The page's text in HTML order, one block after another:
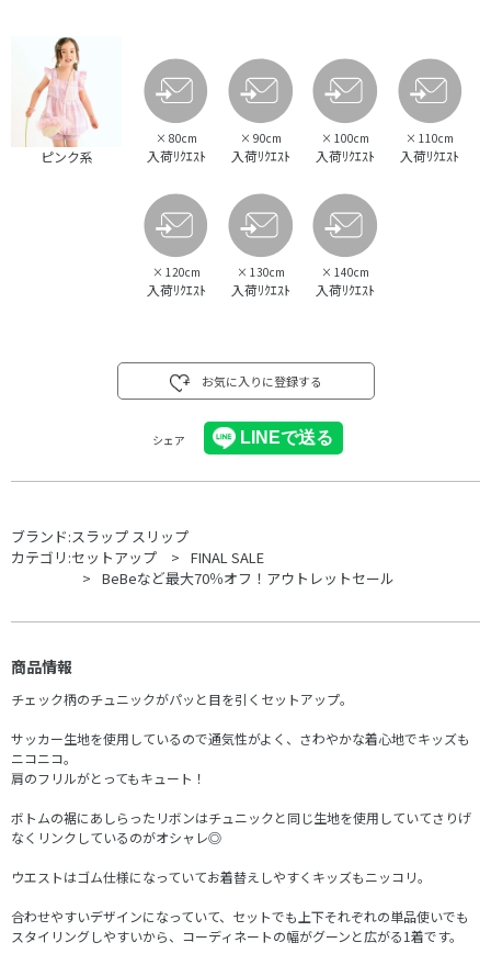
ピンク系
× 80cm
入荷ﾘｸｴｽﾄ
× 90cm
入荷ﾘｸｴｽﾄ
× 100cm
入荷ﾘｸｴｽﾄ
× 110cm
入荷ﾘｸｴｽﾄ
× 120cm
入荷ﾘｸｴｽﾄ
× 130cm
入荷ﾘｸｴｽﾄ
× 140cm
入荷ﾘｸｴｽﾄ
お気に入りに登録する
シェア
ブランド:スラップ スリップ
カテゴリ:セットアップ
FINAL SALE
BeBeなど最大70％オフ！アウトレットセール
商品情報
チェック柄のチュニックがパッと目を引くセットアップ。
サッカー生地を使用しているので通気性がよく、さわやかな着心地でキッズも
ニコニコ。
肩のフリルがとってもキュート！
ボトムの裾にあしらったリボンはチュニックと同じ生地を使用していてさりげ
なくリンクしているのがオシャレ◎
ウエストはゴム仕様になっていてお着替えしやすくキッズもニッコリ。
合わせやすいデザインになっていて、セットでも上下それぞれの単品使いでも
スタイリングしやすいから、コーディネートの幅がグーンと広がる1着です。